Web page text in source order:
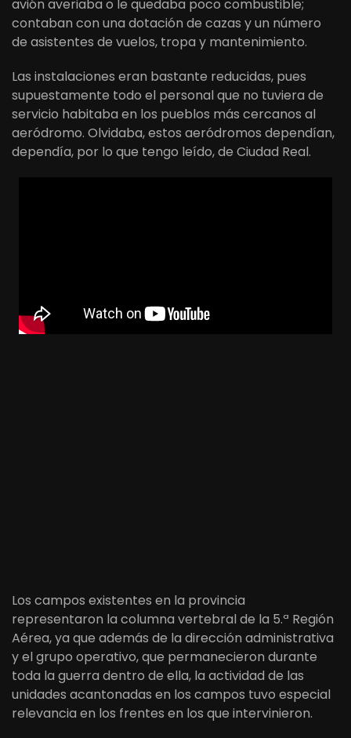
avión averiaba o le quedaba poco combustible;
contaban con una dotación de cazas y un número
de asistentes de vuelos, tropa y mantenimiento.
Las instalaciones eran bastante reducidas, pues
supuestamente todo el personal que no tuviera de
servicio habitaba en los pueblos más cercanos al
aeródromo. Olvidaba, estos aeródromos dependían,
dependía, por lo que tengo leído, de Ciudad Real.
Los campos existentes en la provincia
representaron la columna vertebral de la 5.ª Región
Aérea, ya que además de la dirección administrativa
y el grupo operativo, que permanecieron durante
toda la guerra dentro de ella, la actividad de las
unidades acantonadas en los campos tuvo especial
relevancia en los frentes en los que intervinieron.